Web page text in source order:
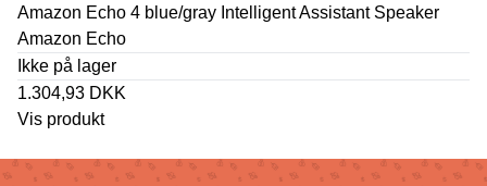
Amazon Echo 4 blue/gray Intelligent Assistant Speaker
Amazon Echo
Ikke på lager
1.304,93 DKK
Vis produkt